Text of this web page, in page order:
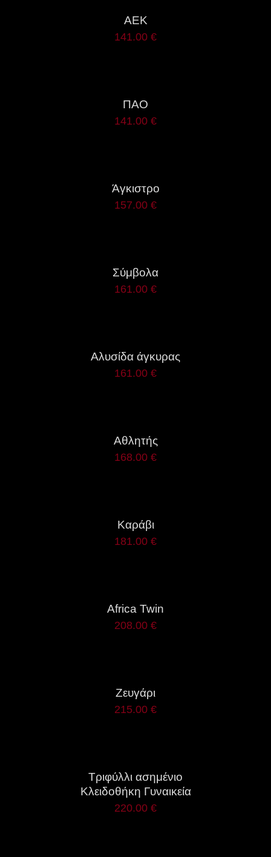
ΑΕΚ
141.00 €
ΠΑΟ
141.00 €
Άγκιστρο
157.00 €
Σύμβολα
161.00 €
Αλυσίδα άγκυρας
161.00 €
Αθλητής
168.00 €
Καράβι
181.00 €
Africa Twin
208.00 €
Ζευγάρι
215.00 €
Τριφύλλι ασημένιο
Κλειδοθήκη Γυναικεία
220.00 €